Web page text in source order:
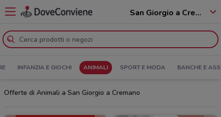
San Giorgio a Cremano - 80046
INFANZIA E GIOCHI ANIMALI SPORT E MODA BANCHE E
Offerte di Animali a San Giorgio a Cremano